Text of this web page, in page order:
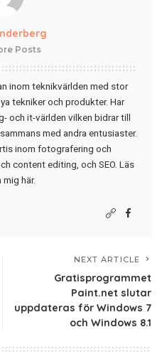
Posts
inom teknikvärlden med stor
tekniker och produkter. Har
och it-världen vilken bidrar till
med andra entusiaster.
inom fotografering och
content editing, och SEO. Läs
mig här.
NEXT ARTICLE
Gratisprogrammet
Paint.net slutar
uppdateras för Windows 7
och Windows 8.1